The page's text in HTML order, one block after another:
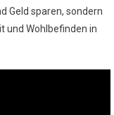
Geld sparen, sondern
und Wohlbefinden in